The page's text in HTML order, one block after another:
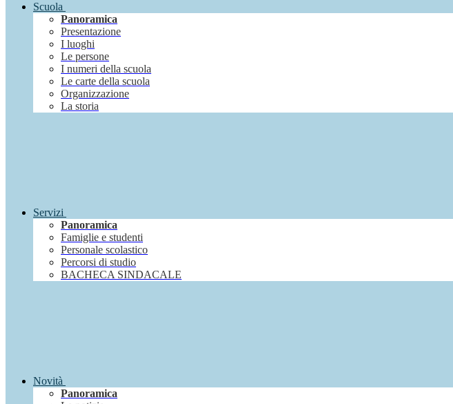
Scuola
Panoramica
Presentazione
I luoghi
Le persone
I numeri della scuola
Le carte della scuola
Organizzazione
La storia
Servizi
Panoramica
Famiglie e studenti
Personale scolastico
Percorsi di studio
BACHECA SINDACALE
Novità
Panoramica